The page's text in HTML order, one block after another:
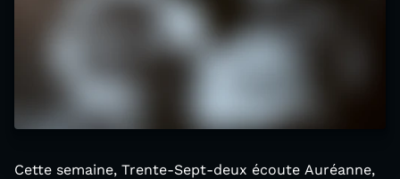
Cette semaine, Trente-Sept-deux écoute Auréanne,